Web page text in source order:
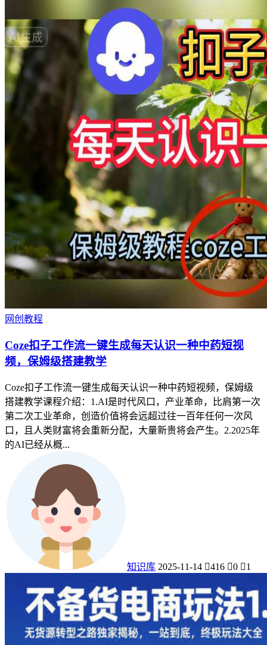
网创教程
Coze扣子工作流一键生成每天认识一种中药短视
频，保姆级搭建教学
Coze扣子工作流一键生成每天认识一种中药短视频，保姆级
搭建教学课程介绍：1.AI是时代风口，产业革命，比肩第一次
第二次工业革命，创造价值将会远超过往一百年任何一次风
口，且人类财富将会重新分配，大量新贵将会产生。2.2025年
的AI已经从概...
知识库 2025-11-14 416 0 1